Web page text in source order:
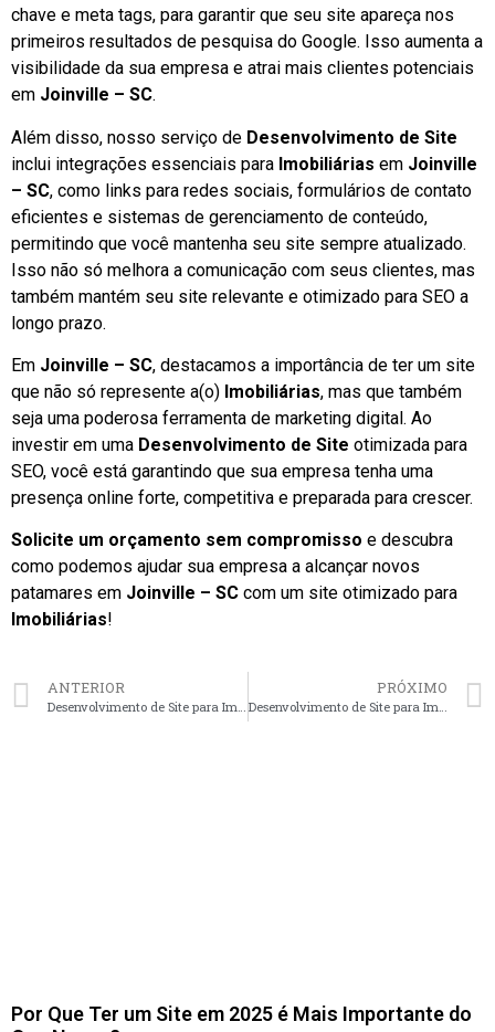
chave e meta tags, para garantir que seu site apareça nos
primeiros resultados de pesquisa do Google. Isso aumenta a
visibilidade da sua empresa e atrai mais clientes potenciais
em Joinville – SC.
Além disso, nosso serviço de Desenvolvimento de Site
inclui integrações essenciais para Imobiliárias em Joinville
– SC, como links para redes sociais, formulários de contato
eficientes e sistemas de gerenciamento de conteúdo,
permitindo que você mantenha seu site sempre atualizado.
Isso não só melhora a comunicação com seus clientes, mas
também mantém seu site relevante e otimizado para SEO a
longo prazo.
Em Joinville – SC, destacamos a importância de ter um site
que não só represente a(o) Imobiliárias, mas que também
seja uma poderosa ferramenta de marketing digital. Ao
investir em uma Desenvolvimento de Site otimizada para
SEO, você está garantindo que sua empresa tenha uma
presença online forte, competitiva e preparada para crescer.
Solicite um orçamento sem compromisso e descubra
como podemos ajudar sua empresa a alcançar novos
patamares em Joinville – SC com um site otimizado para
Imobiliárias!
ANTERIOR PRÓXIMO
Por Que Ter um Site em 2025 é Mais Importante do